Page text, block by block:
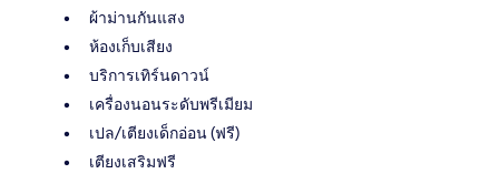
ผ้าม่านกันแสง
ห้องเก็บเสียง
บริการเทิร์นดาวน์
เครื่องนอนระดับพรีเมียม
เปล/เตียงเด็กอ่อน (ฟรี)
เตียงเสริมฟรี